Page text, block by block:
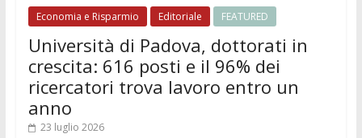
Economia e Risparmio Editoriale FEATURED
Università di Padova, dottorati in
crescita: 616 posti e il 96% dei
ricercatori trova lavoro entro un
anno
23 luglio 2026